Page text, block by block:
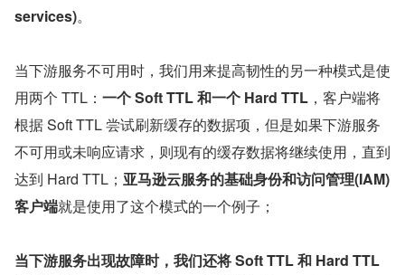
services)。
当下游服务不可用时，我们用来提高韧性的另一种模式是使
用两个 TTL： 一个 Soft TTL 和一个 Hard TTL ，客户端将
根据 Soft TTL 尝试刷新缓存的数据项，但是如果下游服务
不可用或未响应请求，则现有的缓存数据将继续使用，直到
达到 Hard TTL； 亚马逊云服务的基础身份和访问管理(IAM)
客户端就是使用了这个模式的一个例子；
当下游服务出现故障时，我们还将 Soft TTL 和 Hard TTL